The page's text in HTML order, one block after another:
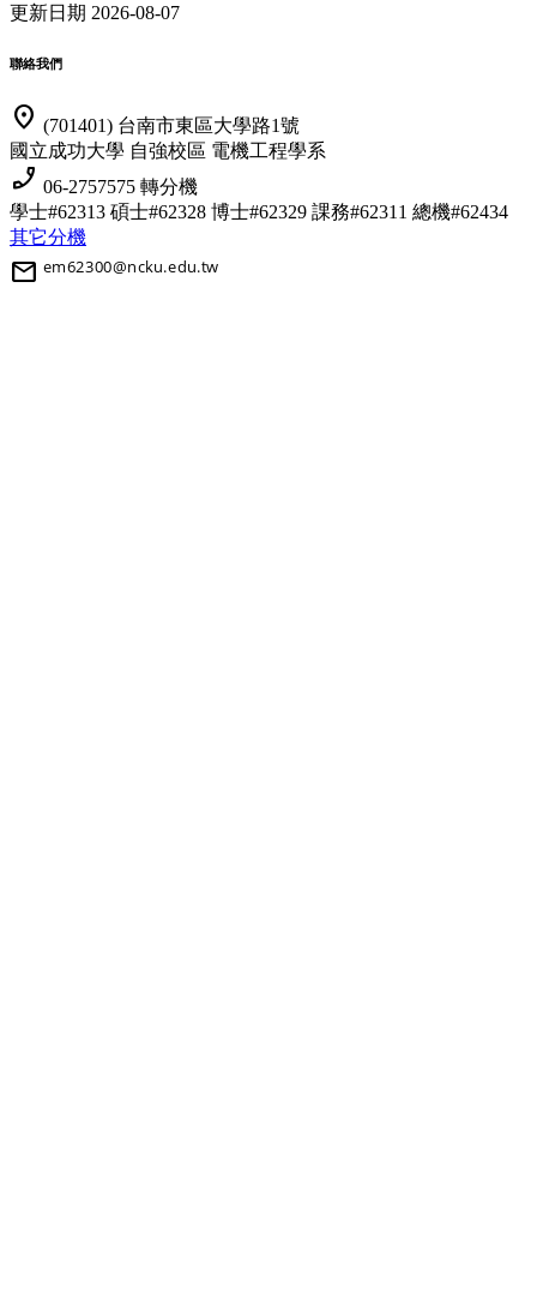
更新日期 2026-08-07
聯絡我們
location_on (701401) 台南市東區大學路1號
國立成功大學 自強校區 電機工程學系
phone_enabled 06-2757575 轉分機
學士#62313 碩士#62328 博士#62329 課務#62311 總機#62434
其它分機
mail